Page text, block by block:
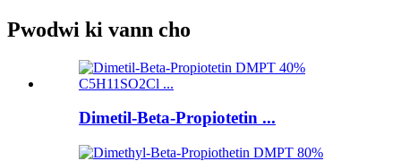
Pwodwi ki vann cho
Dimetil-Beta-Propiotetin ...